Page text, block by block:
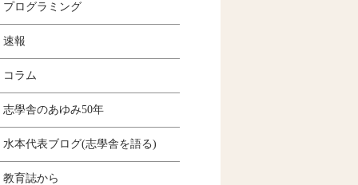
プログラミング
速報
コラム
志學舎のあゆみ50年
水本代表ブログ(志學舎を語る)
教育誌から